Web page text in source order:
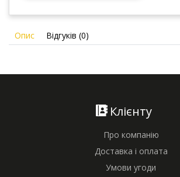
Опис Відгуків (0)
Клієнту
Про компанію
Доставка і оплата
Умови угоди